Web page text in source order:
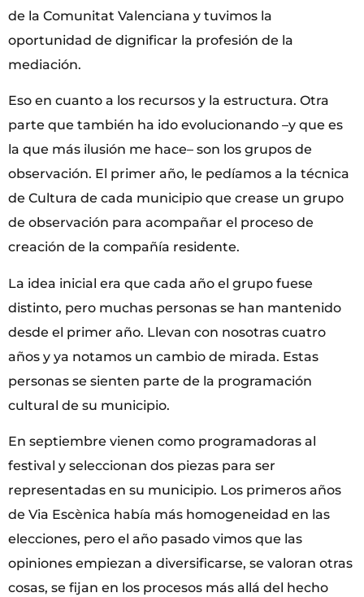
de la Comunitat Valenciana y tuvimos la
oportunidad de dignificar la profesión de la
mediación.
Eso en cuanto a los recursos y la estructura. Otra
parte que también ha ido evolucionando –y que es
la que más ilusión me hace– son los grupos de
observación. El primer año, le pedíamos a la técnica
de Cultura de cada municipio que crease un grupo
de observación para acompañar el proceso de
creación de la compañía residente.
La idea inicial era que cada año el grupo fuese
distinto, pero muchas personas se han mantenido
desde el primer año. Llevan con nosotras cuatro
años y ya notamos un cambio de mirada. Estas
personas se sienten parte de la programación
cultural de su municipio.
En septiembre vienen como programadoras al
festival y seleccionan dos piezas para ser
representadas en su municipio. Los primeros años
de Via Escènica había más homogeneidad en las
elecciones, pero el año pasado vimos que las
opiniones empiezan a diversificarse, se valoran otras
cosas, se fijan en los procesos más allá del hecho